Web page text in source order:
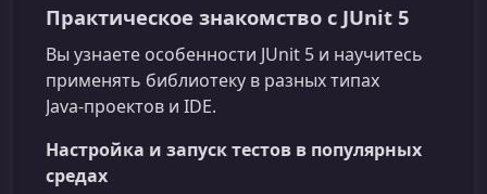
Практическое знакомство с JUnit 5
Вы узнаете особенности JUnit 5 и научитесь
применять библиотеку в разных типах
Java‑проектов и IDE.
Настройка и запуск тестов в популярных
средах